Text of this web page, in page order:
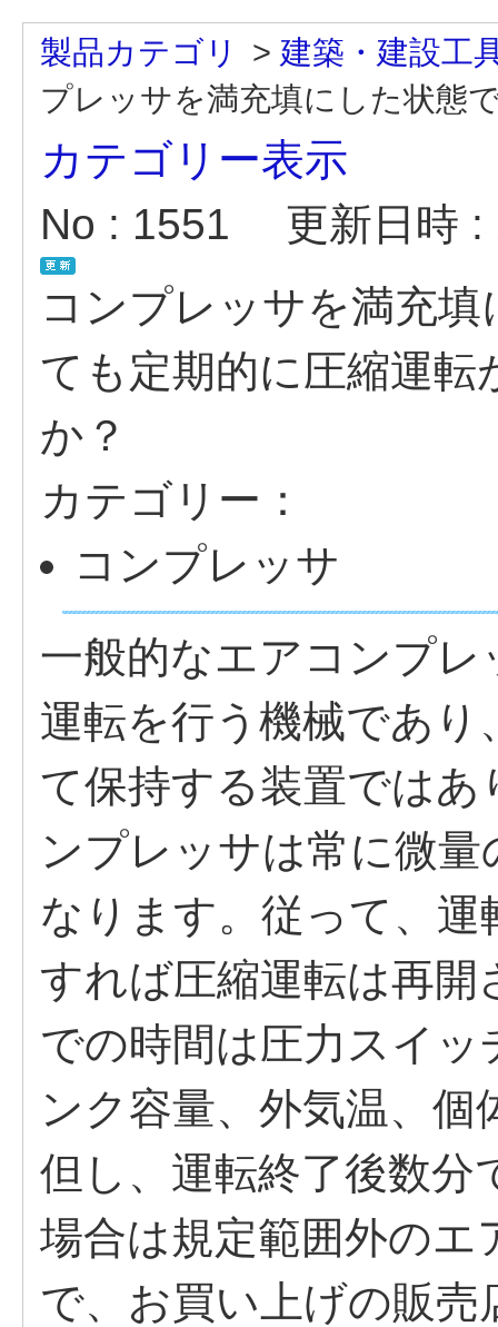
製品カテゴリ > 建築・建設工
プレッサを満充填にした状態
カテゴリー表示
No : 1551
更新日時
コンプレッサを満充
ても定期的に圧縮運
か？
カテゴリー：
コンプレッサ
一般的なエアコンプ
運転を行う機械であ
て保持する装置では
ンプレッサは常に微
なります。従って、運
すれば圧縮運転は再
での時間は圧力スイ
ンク容量、外気温、
但し、運転終了後数分
場合は規定範囲外の
で、お買い上げの販